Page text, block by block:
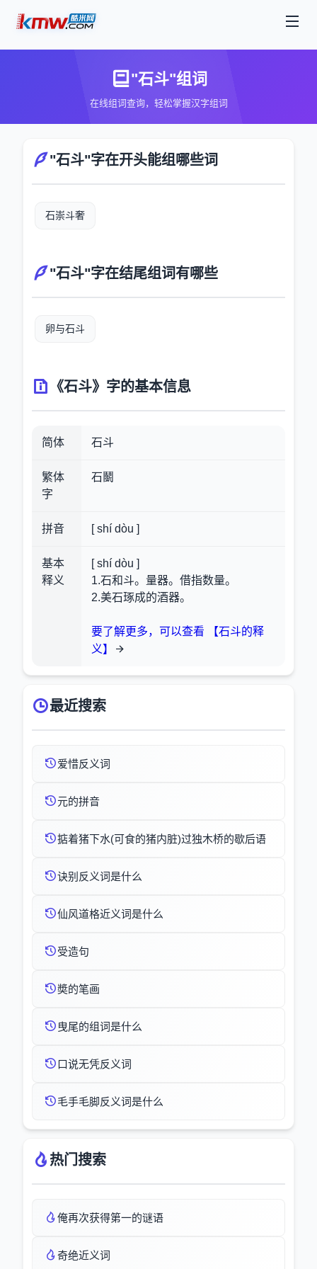
"石斗"组词
在线组词查询，轻松掌握汉字组词
"石斗"字在开头能组哪些词
石崇斗奢
"石斗"字在结尾组词有哪些
卵与石斗
《石斗》字的基本信息
简体 石斗
繁体
字
石鬭
拼音 [ shí dòu ]
基本
释义
[ shí dòu ]
1.石和斗。量器。借指数量。
2.美石琢成的酒器。
要了解更多，可以查看 【石斗的释
义】
最近搜索
爱惜反义词
元的拼音
掂着猪下水(可食的猪内脏)过独木桥的歇后语
诀别反义词是什么
仙风道格近义词是什么
受造句
奬的笔画
曳尾的组词是什么
口说无凭反义词
毛手毛脚反义词是什么
热门搜索
俺再次获得第一的谜语
奇绝近义词